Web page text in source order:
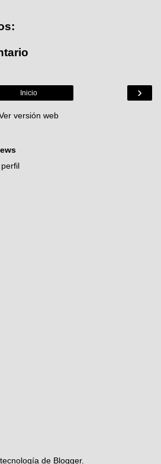
›
Inicio
versión web
de Blogger.